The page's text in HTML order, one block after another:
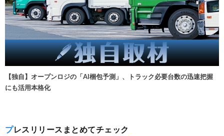
【独自】オープンロジの「AI梱包予測」、トラック必要台数の迅速把握
にも活用本格化
プレスリリースまとめてチェック